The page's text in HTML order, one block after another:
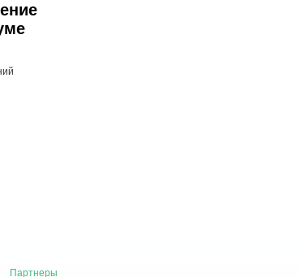
Партнеры